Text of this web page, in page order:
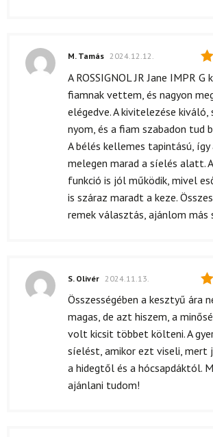
M. Tamás 2024.12.12.
A ROSSIGNOL JR Jane IMPR
fiamnak vettem, és nagyon
elégedve. A kivitelezése kiváló,
nyom, és a fiam szabadon tud
A bélés kellemes tapintású, így
melegen marad a síelés alatt.
funkció is jól működik, mivel
is száraz maradt a keze.
remek választás, ajánlom más
S. Olivér 2024.11.13.
Összességében a kesztyű ára
magas, de azt hiszem, a
volt kicsit többet költeni. A
síelést, amikor ezt viseli, mert
a hidegtől és a hócsapdáktól.
ajánlani tudom!